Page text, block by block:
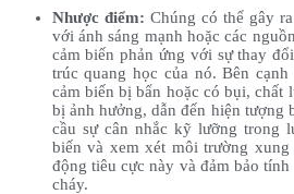
Nhược điểm: Chúng có thể gây
với ánh sáng mạnh hoặc các
cảm biến phản ứng với sự thay
trúc quang học của nó. Bên
cảm biến bị bẩn hoặc có bụi, chất
bị ảnh hưởng, dẫn đến hiện tượng
cầu sự cân nhắc kỹ lưỡng trong
biến và xem xét môi trường xung
động tiêu cực này và đảm bảo
cháy.